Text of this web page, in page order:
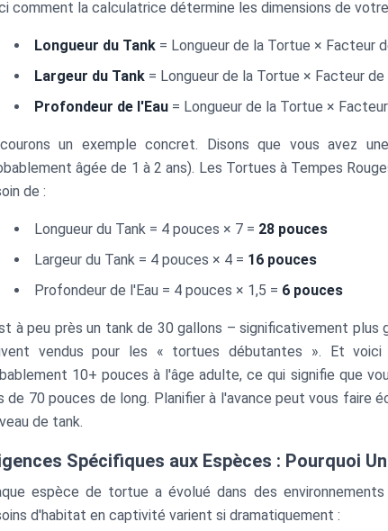
comment la calculatrice détermine les dimensions de
Longueur du Tank = Longueur de la Tortue × Facteur
Largeur du Tank = Longueur de la Tortue × Facteur
Profondeur de l'Eau = Longueur de la Tortue ×
un exemple concret. Disons que vous avez
âgée de 1 à 2 ans). Les Tortues à Tempes
de :
Longueur du Tank = 4 pouces × 7 = 28 pouces
Largeur du Tank = 4 pouces × 4 = 16 pouces
Profondeur de l'Eau = 4 pouces × 1,5 = 6 pouces
à peu près un tank de 30 gallons – significativement
vendus pour les « tortues débutantes ». Et
10+ pouces à l'âge adulte, ce qui signifie que
de 70 pouces de long. Planifier à l'avance peut vous faire
de tank.
Spécifiques aux Espèces : Pourquoi
espèce de tortue a évolué dans des
d'habitat en captivité varient si dramatiquement :